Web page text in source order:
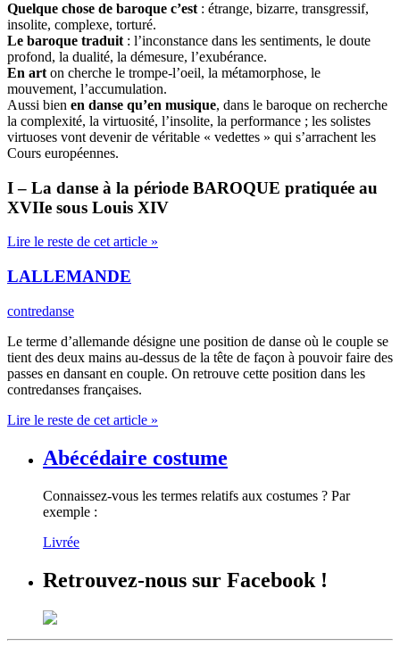
Quelque chose de baroque c’est : étrange, bizarre, transgressif,
insolite, complexe, torturé.
Le baroque traduit : l’inconstance dans les sentiments, le doute
profond, la dualité, la démesure, l’exubérance.
En art on cherche le trompe-l’oeil, la métamorphose, le
mouvement, l’accumulation.
Aussi bien en danse qu’en musique, dans le baroque on recherche
la complexité, la virtuosité, l’insolite, la performance ; les solistes
virtuoses vont devenir de véritable « vedettes » qui s’arrachent les
Cours européennes.
I – La danse à la période BAROQUE pratiquée au
XVIIe sous Louis XIV
Lire le reste de cet article »
LALLEMANDE
contredanse
Le terme d’allemande désigne une position de danse où le couple se
tient des deux mains au-dessus de la tête de façon à pouvoir faire des
passes en dansant en couple. On retrouve cette position dans les
contredanses françaises.
Lire le reste de cet article »
Abécédaire costume
Connaissez-vous les termes relatifs aux costumes ? Par
exemple :
Livrée
Retrouvez-nous sur Facebook !